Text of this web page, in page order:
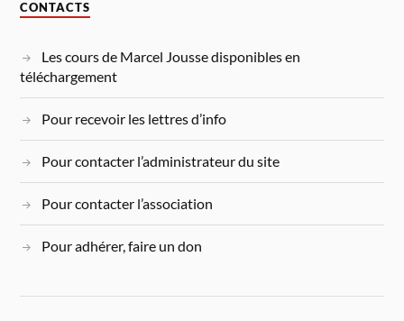
CONTACTS
Les cours de Marcel Jousse disponibles en
téléchargement
Pour recevoir les lettres d’info
Pour contacter l’administrateur du site
Pour contacter l’association
Pour adhérer, faire un don